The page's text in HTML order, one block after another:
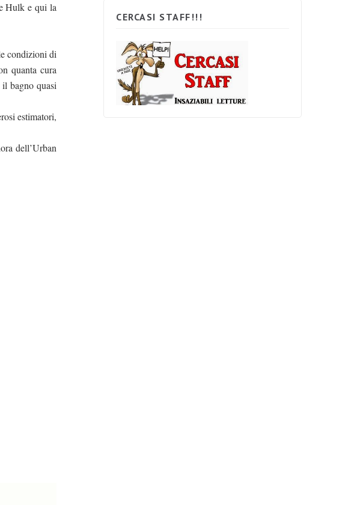
Hulk e qui la
condizioni di
quanta cura
bagno quasi
estimatori,
dell’Urban
CERCASI STAFF!!!